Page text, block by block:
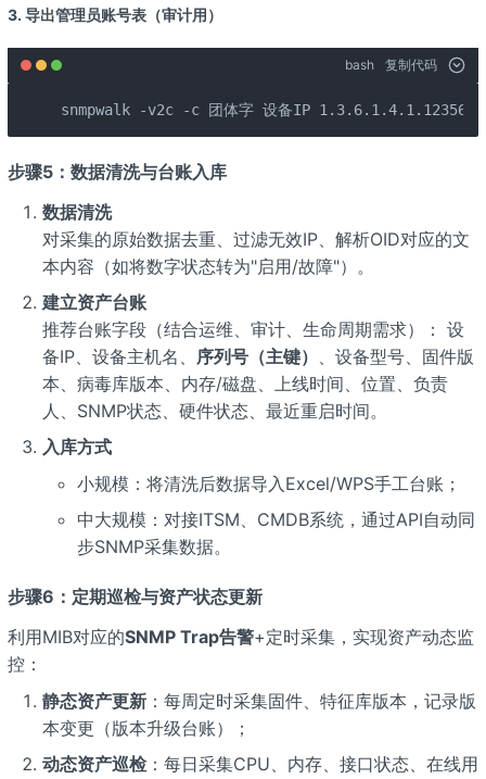
3. 导出管理员账号表（审计用）
bash 复制代码
snmpwalk -v2c -c 团体字 设备IP
步骤5：数据清洗与台账入库
数据清洗
对采集的原始数据去重、过滤无效IP、解析OID对应的文
本内容（如将数字状态转为"启用/故障"）。
建立资产台账
推荐台账字段（结合运维、审计、生命周期需求）： 设
备IP、设备主机名、
序列号（主键）
、设备型号、固件版
本、病毒库版本、内存/磁盘、上线时间、位置、负责
人、SNMP状态、硬件状态、最近重启时间。
入库方式
小规模：将清洗后数据导入Excel/WPS手工台账；
中大规模：对接ITSM、CMDB系统，通过API自动同
步SNMP采集数据。
步骤6：定期巡检与资产状态更新
利用MIB对应的SNMP Trap告警+定时采集，实现资产动态监
控：
静态资产更新：每周定时采集固件、特征库版本，记录版
本变更（版本升级台账）；
动态资产巡检：每日采集CPU、内存、接口状态、在线用